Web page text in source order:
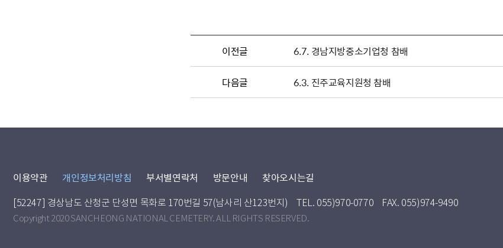
이전글 6.7. 경남지방중소기업청 참배
다음글 6.3. 진주교육지원청 참배
이용약관 개인정보처리방침 부서별연락처 방문안내 찾아오시는길
[52247] 경상남도 산청군 단성면 목화로 170번길 57(남사리 산123번지) TEL. 055)970-0770
FAX. 055)974-9490
Copyright 2020 SANCHEONG NATIONAL CEMETERY. ALL RIGHTS RESERVED.